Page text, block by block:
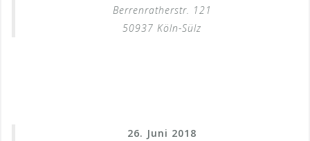
Berrenratherstr. 121
50937 Köln-Sülz
26. Juni 2018